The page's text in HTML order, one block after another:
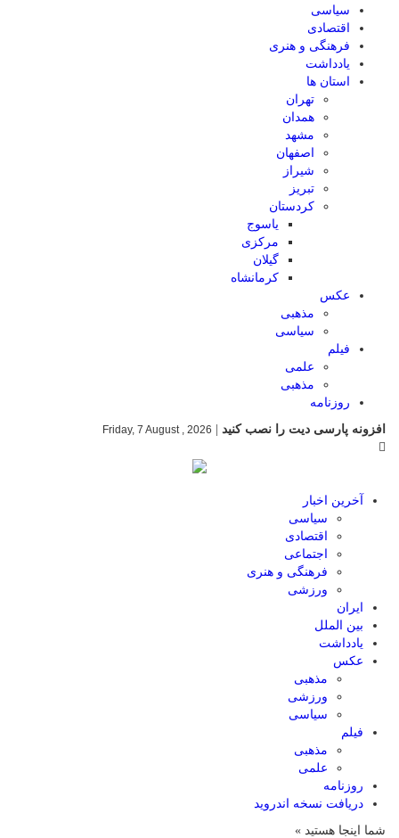
سیاسی
اقتصادی
فرهنگی و هنری
یادداشت
استان ها
تهران
همدان
مشهد
اصفهان
شیراز
تبریز
کردستان
یاسوج
مرکزی
گیلان
کرمانشاه
عکس
مذهبی
سیاسی
فیلم
علمی
مذهبی
روزنامه
افزونه پارسی دیت را نصب کنید
Friday, 7 August , 2026
آخرین اخبار
سیاسی
اقتصادی
اجتماعی
فرهنگی و هنری
ورزشی
ایران
بین الملل
یادداشت
عکس
مذهبی
ورزشی
سیاسی
فیلم
مذهبی
علمی
روزنامه
دریافت نسخه اندروید
شما اینجا هستید »